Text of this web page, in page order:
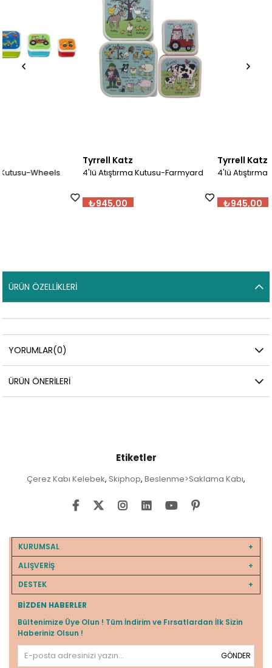
4'lü Atıştırma Kutusu-Farmyard 4'lü Atıştırma Kutusu- Unicorn
ÜRÜN ÖZELLIKLERI
YORUMLAR(0)
ÜRÜN ÖNERILERI
Etiketler
Çerez Kabı Kelebek, Skiphop, Beslenme>Saklama Kabı,
KURUMSAL
ALIŞVERİŞ
DESTEK
BIZDEN HABERLER
Bültenimize Üye Olun ! Tüm İndirim ve Fırsatlardan İlk Sizin
Haberiniz Olsun !
GÖNDER